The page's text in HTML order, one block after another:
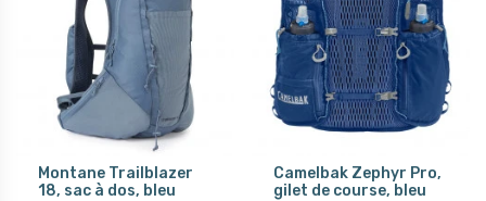
Montane Trailblazer
18, sac à dos, bleu
Camelbak Zephyr Pro,
gilet de course, bleu